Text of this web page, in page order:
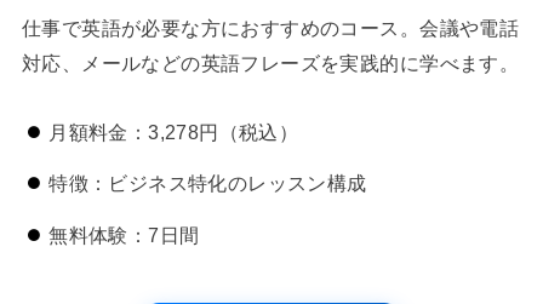
仕事で英語が必要な方におすすめのコース。会議や電話
対応、メールなどの英語フレーズを実践的に学べます。
月額料金：3,278円（税込）
特徴：ビジネス特化のレッスン構成
無料体験：7日間